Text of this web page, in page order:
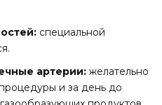
специальной
артерии: желательно
и за день до